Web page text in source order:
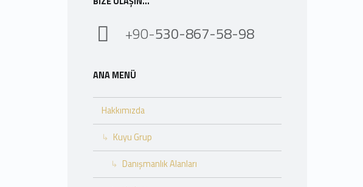
+90-530-867-58-98
ANA MENÜ
Hakkımızda
Kuyu Grup
Danışmanlık Alanları